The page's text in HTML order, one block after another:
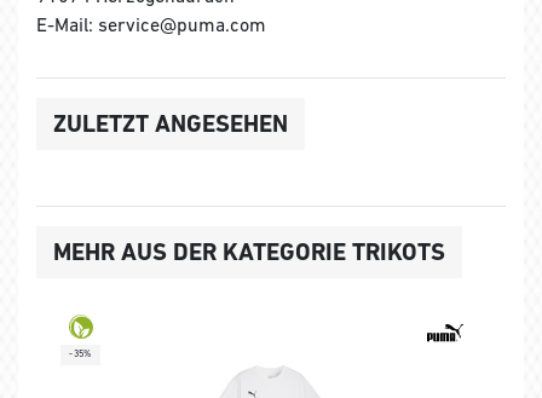
E-Mail: service@puma.com
ZULETZT ANGESEHEN
MEHR AUS DER KATEGORIE TRIKOTS
-35%